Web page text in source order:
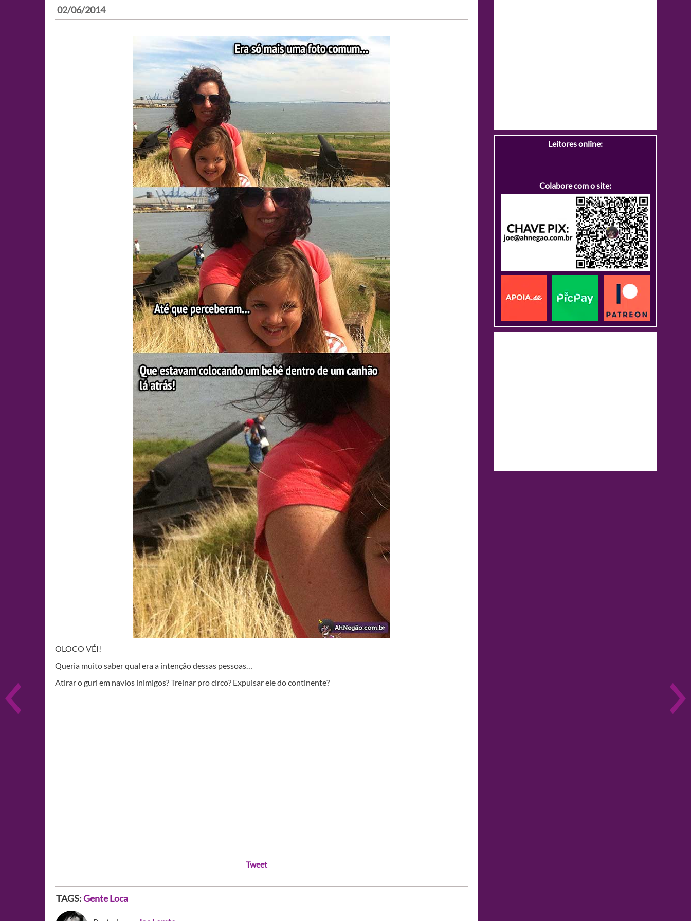
02/06/2014
OLOCO VÉI!
Queria muito saber qual era a intenção dessas pessoas…
Atirar o guri em navios inimigos? Treinar pro circo? Expulsar ele do continente?
Tweet
TAGS:Gente Loca
Leitores online:
Colabore com o site: